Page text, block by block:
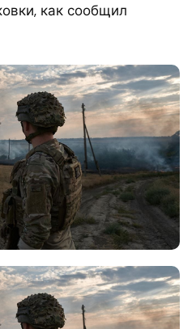
как сообщил